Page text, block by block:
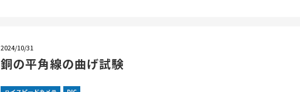
2024/10/31
銅の平角線の曲げ試験